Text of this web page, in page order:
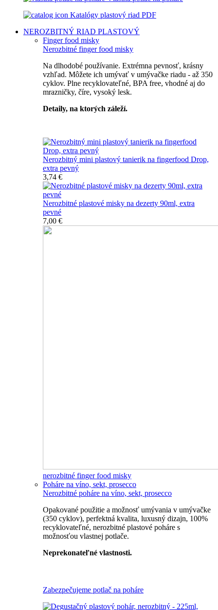
Katalógy plastový riad PDF
NEROZBITNÝ RIAD PLASTOVÝ
Finger food misky
Nerozbitné finger food misky
Na dlhodobé používanie. Extrémna pevnosť, krásny
vzhľad. Môžete ich umývať v umývačke riadu - až 350
cyklov. Plne recyklovateľné, BPA free, vhodné aj do
mrazničky, číre, vysoký lesk.
Detaily, na ktorých záleží.
Nerozbitný mini plastový tanierik na fingerfood Drop,
extra pevný
3,74 €
Nerozbitné plastové misky na dezerty 90ml, extra
pevné
7,00 €
nerozbitné finger food misky
Poháre na víno, sekt, prosecco
Nerozbitné poháre na víno, sekt, prosecco
Opakované použitie a možnosť umývania v umývačke
(350 cyklov), perfektná kvalita, luxusný dizajn, 100%
recyklovateľné, nerozbitné plastové poháre s
možnosťou vlastnej potlače.
Neprekonateľné vlastnosti.
Zabezpečujeme potlač na poháre